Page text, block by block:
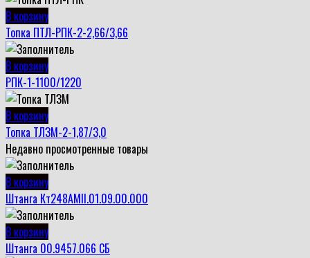
В корзину
Топка ПТЛ-РПК-2-2,66/3,66
В корзину
РПК-1-1100/1220
В корзину
Топка ТЛЗМ-2-1,87/3,0
Недавно просмотренные товары
В корзину
Штанга Кт248АМII.01.09.00.000
В корзину
Штанга 00.9457.066 СБ